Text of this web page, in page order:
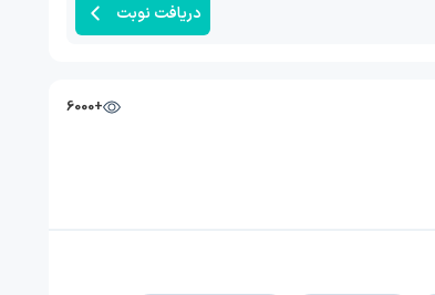
دریافت نوبت
+6000